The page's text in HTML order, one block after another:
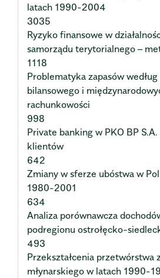
latach 1990-2004
3035
Ryzyko finansowe w
samorządu terytorialnego –
1118
Problematyka zapasów
bilansowego i
rachunkowości
998
Private banking w PKO BP
klientów
642
Zmiany w sferze ubóstwa w
1980-2001
634
Analiza porównawcza
podregionu ostrołęcko-
493
Przekształcenia przetwórstwa
młynarskiego w latach 1990-